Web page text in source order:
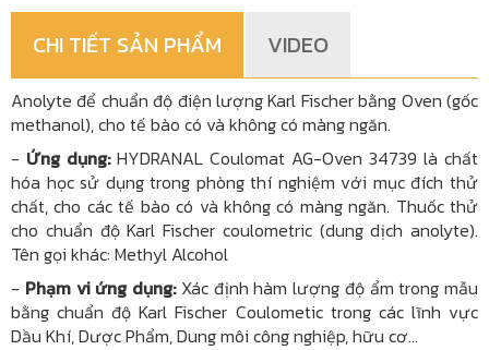
CHI TIẾT SẢN PHẨM VIDEO
Anolyte để chuẩn độ điện lượng Karl Fischer bằng Oven (gốc
methanol), cho tế bào có và không có màng ngăn.
- Ứng dụng:HYDRANAL Coulomat AG-Oven 34739 là chất
hóa học sử dụng trong phòng thí nghiệm với mục đích thử
chất, cho các tế bào có và không có màng ngăn. Thuốc thử
cho chuẩn độ Karl Fischer coulometric (dung dịch anolyte).
Tên gọi khác: Methyl Alcohol
- Phạm vi ứng dụng:Xác định hàm lượng độ ẩm trong mẫu
bằng chuẩn độ Karl Fischer Coulometic trong các lĩnh vực
Dầu Khí, Dược Phẩm, Dung môi công nghiệp, hữu cơ...